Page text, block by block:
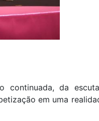
continuada, da
em uma